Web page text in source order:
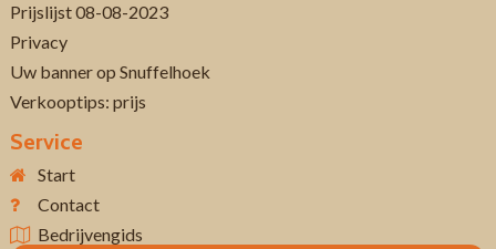
Prijslijst 08-08-2023
Privacy
Uw banner op Snuffelhoek
Verkooptips: prijs
Service
Start
Contact
Bedrijvengids